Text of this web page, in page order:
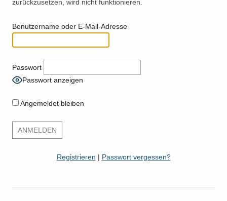
zurückzusetzen, wird nicht funktionieren.
Benutzername oder E-Mail-Adresse
Passwort
Passwort anzeigen
Angemeldet bleiben
Registrieren | Passwort vergessen?